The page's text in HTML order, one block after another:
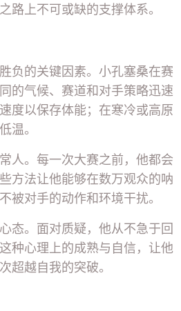
路上不可或缺的支撑体系。
负的关键因素。小孔塞桑在赛
的气候、赛道和对手策略迅速
度以保存体能；在寒冷或高原
温。
人。每一次大赛之前，他都会
方法让他能够在数万观众的呐
被对手的动作和环境干扰。
态。面对质疑，他从不急于回
种心理上的成熟与自信，让他
超越自我的突破。